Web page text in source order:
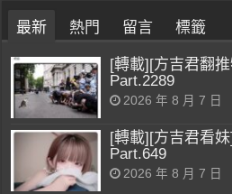
最新 熱門 留言 標籤
[轉載][方吉君翻
Part.2289
2026 年 8 月 7 日
[轉載][方吉君看
Part.649
2026 年 8 月 7 日